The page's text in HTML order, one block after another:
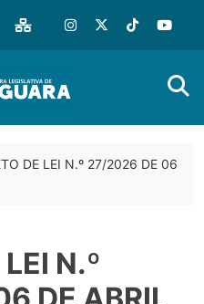
DE LEI N.º 27/2026 DE 06
N.º